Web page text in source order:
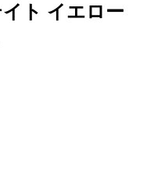
ト イエロー